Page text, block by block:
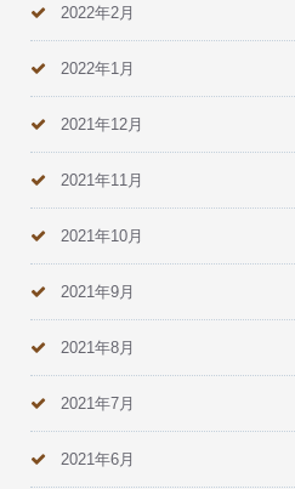
2022年2月
2022年1月
2021年12月
2021年11月
2021年10月
2021年9月
2021年8月
2021年7月
2021年6月